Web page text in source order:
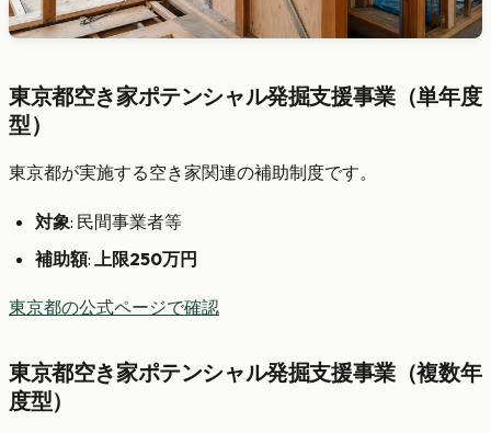
東京都空き家ポテンシャル発掘支援事業（単年度
型）
東京都が実施する空き家関連の補助制度です。
対象: 民間事業者等
補助額: 上限250万円
東京都の公式ページで確認
東京都空き家ポテンシャル発掘支援事業（複数年
度型）